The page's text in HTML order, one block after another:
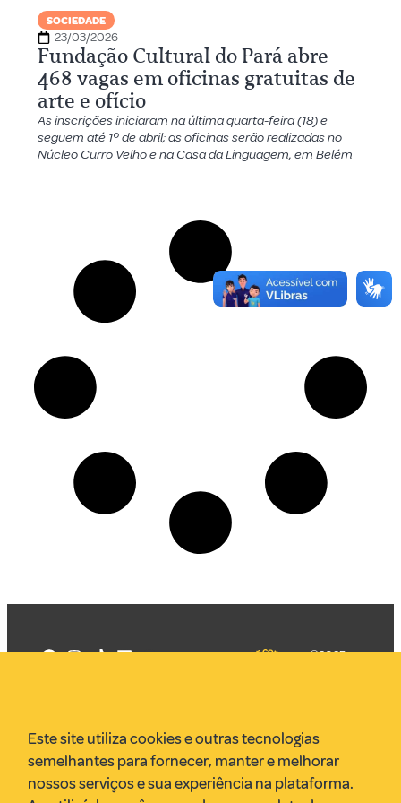
SOCIEDADE
23/03/2026
Fundação Cultural do Pará abre
468 vagas em oficinas gratuitas de
arte e ofício
As inscrições iniciaram na última quarta-feira (18) e
seguem até 1º de abril; as oficinas serão realizadas no
Núcleo Curro Velho e na Casa da Linguagem, em Belém
VR Assessoria
Parcerias
Envie uma pauta
©2025
Este site utiliza cookies e outras tecnologias
semelhantes para fornecer, manter e melhorar
nossos serviços e sua experiência na plataforma.